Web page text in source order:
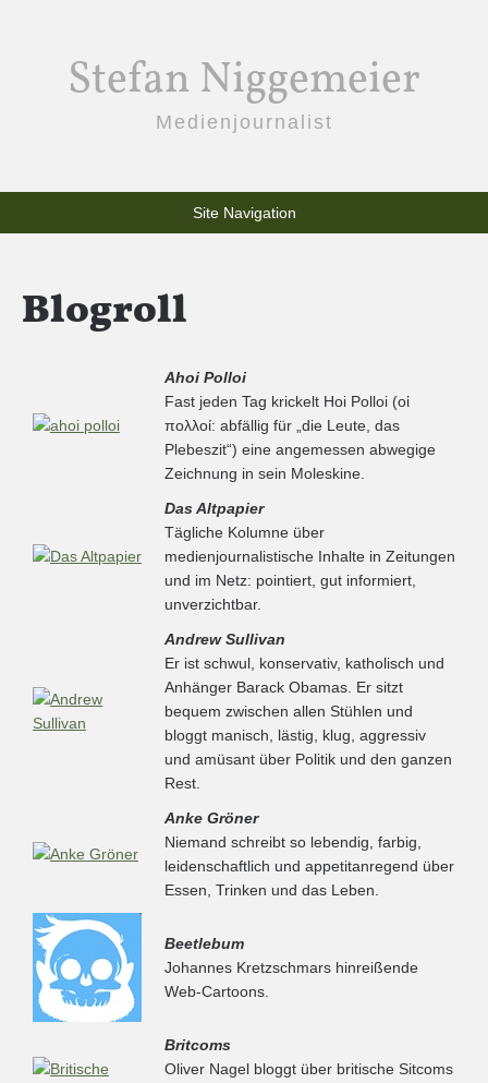
Stefan Niggemeier
Medienjournalist
Site Navigation
Blogroll
Ahoi Polloi
Fast jeden Tag krickelt Hoi Polloi (οἱ
πολλοί: abfällig für „die Leute, das
Plebeszit“) eine angemessen abwegige
Zeichnung in sein Moleskine.
Das Altpapier
Tägliche Kolumne über
medienjournalistische Inhalte in Zeitungen
und im Netz: pointiert, gut informiert,
unverzichtbar.
Andrew Sullivan
Er ist schwul, konservativ, katholisch und
Anhänger Barack Obamas. Er sitzt
bequem zwischen allen Stühlen und
bloggt manisch, lästig, klug, aggressiv
und amüsant über Politik und den ganzen
Rest.
Anke Gröner
Niemand schreibt so lebendig, farbig,
leidenschaftlich und appetitanregend über
Essen, Trinken und das Leben.
Beetlebum
Johannes Kretzschmars hinreißende
Web-Cartoons.
Britcoms
Oliver Nagel bloggt über britische Sitcoms